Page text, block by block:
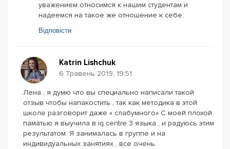
уважением относимся к нашим студентам и
надеемся на такое же отношение к себе.
Відповісти
Katrin Lishchuk
6 Травень 2019, 19:51
Лена , я думю что вы специально написали такой
отзыв чтобы напакостить , так как методика в этой
школе разговорит даже « слабумного» С моей плохой
паматью я выучила в iq centre 3 языка , и радуюсь этим
результатом. Я занималась в группе и на
индивидуальных занятиях , все очень